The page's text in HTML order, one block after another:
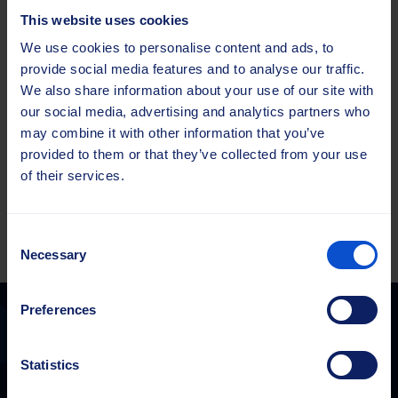
This website uses cookies
We use cookies to personalise content and ads, to
provide social media features and to analyse our traffic.
We also share information about your use of our site with
our social media, advertising and analytics partners who
may combine it with other information that you’ve
provided to them or that they’ve collected from your use
of their services.
Selection
Necessary
Preferences
Statistics
uskomme edelleen vahvasti henkilökohtaisen palvelun
arvoon. Asiantuntijamme ovat yhä helposti tavoitettavissa
puhelimitse, sähköpostitse tai verkkosivujemme
yhteydenottolomakkeiden kautta.”
Tutustu Harjavalitsimeen